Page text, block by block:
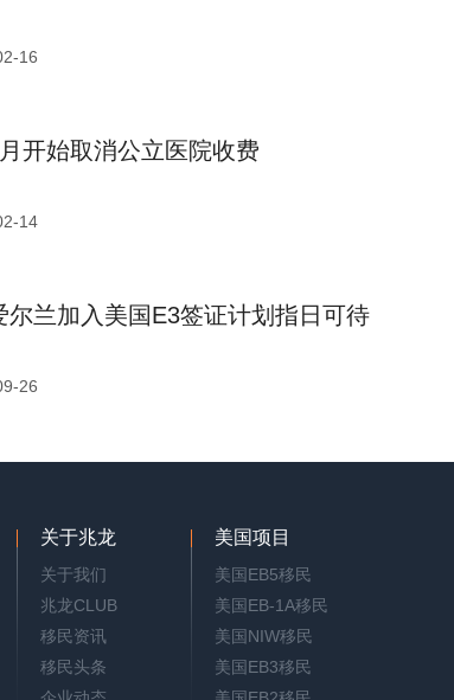
16
开始取消公立医院收费
14
尔兰加入美国E3签证计划指日可待
26
关于兆龙
关于我们
兆龙CLUB
移民资讯
移民头条
美国项目
美国EB5移民
美国EB-1A移民
美国NIW移民
美国EB3移民